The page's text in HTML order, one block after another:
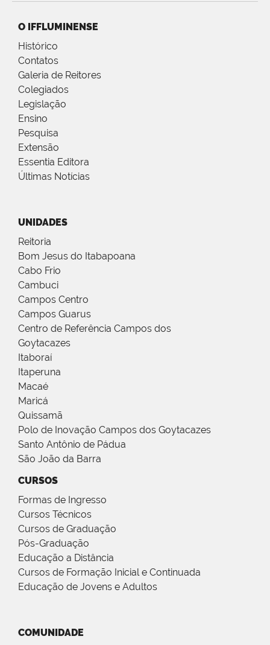
O IFFLUMINENSE
Histórico
Contatos
Galeria de Reitores
Colegiados
Legislação
Ensino
Pesquisa
Extensão
Essentia Editora
Últimas Notícias
UNIDADES
Reitoria
Bom Jesus do Itabapoana
Cabo Frio
Cambuci
Campos Centro
Campos Guarus
Centro de Referência Campos dos
Goytacazes
Itaboraí
Itaperuna
Macaé
Maricá
Quissamã
Polo de Inovação Campos dos Goytacazes
Santo Antônio de Pádua
São João da Barra
CURSOS
Formas de Ingresso
Cursos Técnicos
Cursos de Graduação
Pós-Graduação
Educação a Distância
Cursos de Formação Inicial e Continuada
Educação de Jovens e Adultos
COMUNIDADE